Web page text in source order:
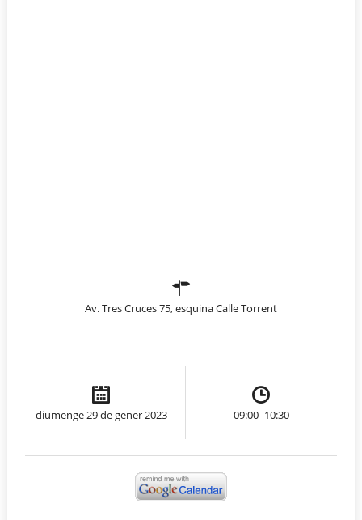
Av. Tres Cruces 75, esquina Calle Torrent
diumenge 29 de gener 2023 09:00 -10:30